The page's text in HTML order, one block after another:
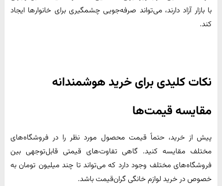
با بازار آزاد دارند، می‌تواند صرفه‌جویی چشمگیری برای خانوارها ایجاد
کند.
نکات کلیدی برای خرید هوشمندانه
مقایسه قیمت‌ها
پیش از خرید، حتماً قیمت محصول مورد نظر را در فروشگاه‌های
مختلف مقایسه کنید. گاهی تفاوت‌های قیمتی قابل‌توجهی بین
فروشگاه‌های مختلف وجود دارد که می‌تواند تا چند میلیون تومان به
خصوص در خرید لوازم خانگی گران‌قیمت باشد.​